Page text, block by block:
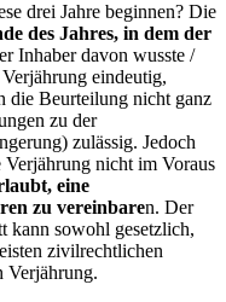
drei Jahre beginnen? Die
des Jahres, in dem der
Inhaber davon wusste /
eindeutig,
die Beurteilung nicht ganz
zu der
zulässig. Jedoch
nicht im Voraus
eine
zu vereinbaren. Der
kann sowohl gesetzlich,
zivilrechtlichen
Verjährung.